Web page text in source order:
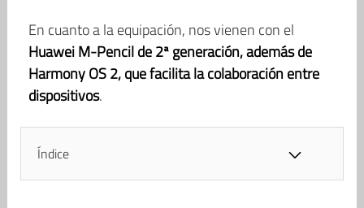
En cuanto a la equipación, nos vienen con el
Huawei M-Pencil de 2ª generación, además de
Harmony OS 2, que facilita la colaboración entre
dispositivos.
Índice